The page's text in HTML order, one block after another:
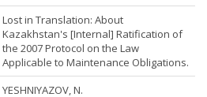
Lost in Translation: About
Kazakhstan's [Internal] Ratification of
the 2007 Protocol on the Law
Applicable to Maintenance Obligations.
YESHNIYAZOV, N.